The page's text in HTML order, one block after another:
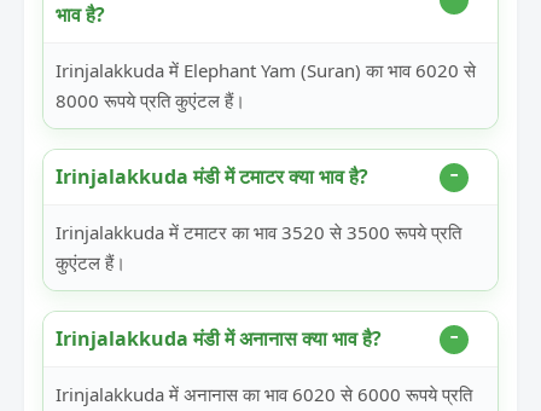
भाव है?
Irinjalakkuda में Elephant Yam (Suran) का भाव 6020 से
8000 रूपये प्रति कुएंटल हैं।
Irinjalakkuda मंडी में टमाटर क्या भाव है?
Irinjalakkuda में टमाटर का भाव 3520 से 3500 रूपये प्रति
कुएंटल हैं।
Irinjalakkuda मंडी में अनानास क्या भाव है?
Irinjalakkuda में अनानास का भाव 6020 से 6000 रूपये प्रति